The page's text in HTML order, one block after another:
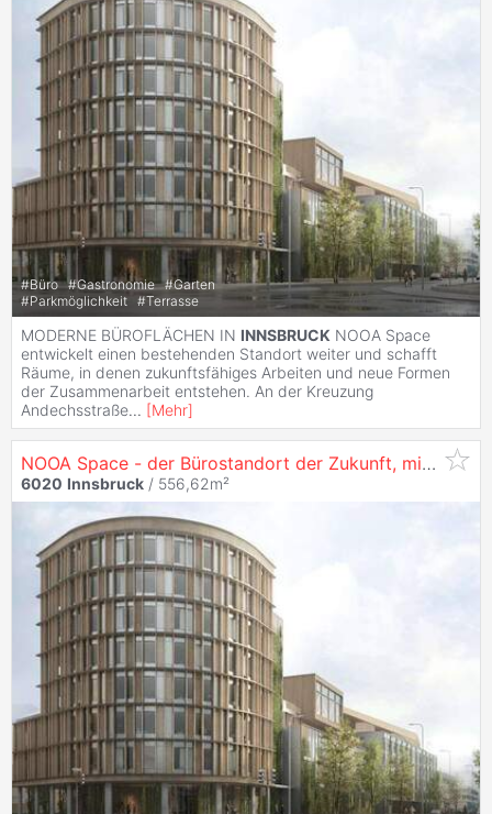
#Büro #Gastronomie #Garten
#Parkmöglichkeit #Terrasse
MODERNE BÜROFLÄCHEN IN INNSBRUCK NOOA Space
entwickelt einen bestehenden Standort weiter und schafft
Räume, in denen zukunftsfähiges Arbeiten und neue Formen
der Zusammenarbeit entstehen. An der Kreuzung
Andechsstraße... [Mehr]
NOOA Space - der Bürostandort der Zukunft, mit 556 m² in
6020 Innsbruck / 556,62m²